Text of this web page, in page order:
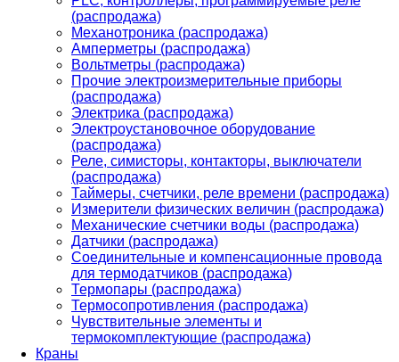
(распродажа)
Механотроника (распродажа)
Амперметры (распродажа)
Вольтметры (распродажа)
Прочие электроизмерительные приборы
(распродажа)
Электрика (распродажа)
Электроустановочное оборудование
(распродажа)
Реле, симисторы, контакторы, выключатели
(распродажа)
Таймеры, счетчики, реле времени (распродажа)
Измерители физических величин (распродажа)
Механические счетчики воды (распродажа)
Датчики (распродажа)
Соединительные и компенсационные провода
для термодатчиков (распродажа)
Термопары (распродажа)
Термосопротивления (распродажа)
Чувствительные элементы и
термокомплектующие (распродажа)
Краны